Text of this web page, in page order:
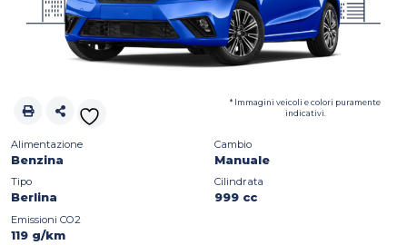
* Immagini veicoli e colori puramente
indicativi.
Alimentazione
Benzina
Cambio
Manuale
Tipo
Berlina
Cilindrata
999 cc
Emissioni CO2
119 g/km